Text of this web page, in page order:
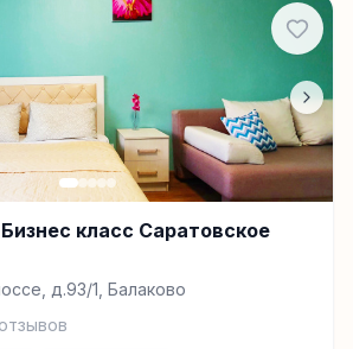
класс Саратовское
д.93/1, Балаково
отзывов